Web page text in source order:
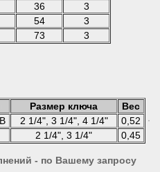
36
3
54
3
73 3
Размер ключа
Вес
2 1/4", 3 1/4", 4 1/4"
0,52
2 1/4", 3 1/4" 0,45
- по Вашему запросу